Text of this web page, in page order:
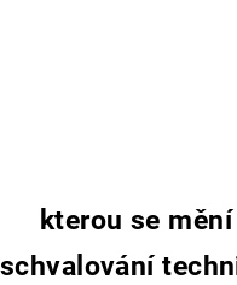
kterou se
schvalování